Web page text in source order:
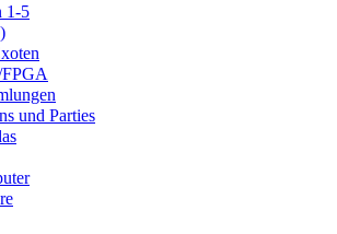
1-5
und Parties